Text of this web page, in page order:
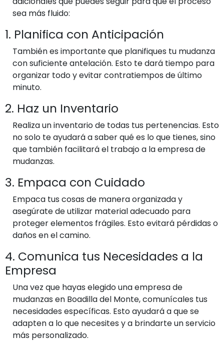
sea más fluido:
1. Planifica con Anticipación
También es importante que planifiques tu mudanza
con suficiente antelación. Esto te dará tiempo para
organizar todo y evitar contratiempos de último
minuto.
2. Haz un Inventario
Realiza un inventario de todas tus pertenencias. Esto
no solo te ayudará a saber qué es lo que tienes, sino
que también facilitará el trabajo a la empresa de
mudanzas.
3. Empaca con Cuidado
Empaca tus cosas de manera organizada y
asegúrate de utilizar material adecuado para
proteger elementos frágiles. Esto evitará pérdidas o
daños en el camino.
4. Comunica tus Necesidades a la
Empresa
Una vez que hayas elegido una empresa de
mudanzas en Boadilla del Monte, comunícales tus
necesidades específicas. Esto ayudará a que se
adapten a lo que necesites y a brindarte un servicio
más personalizado.